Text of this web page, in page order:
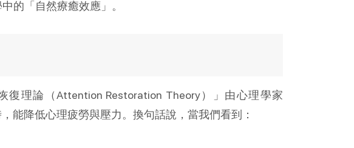
的「自然療癒效應」。
復理論（ Attention Restoration Theory）」由心理學家
能降低心理疲勞與壓力。換句話說，當我們看到：